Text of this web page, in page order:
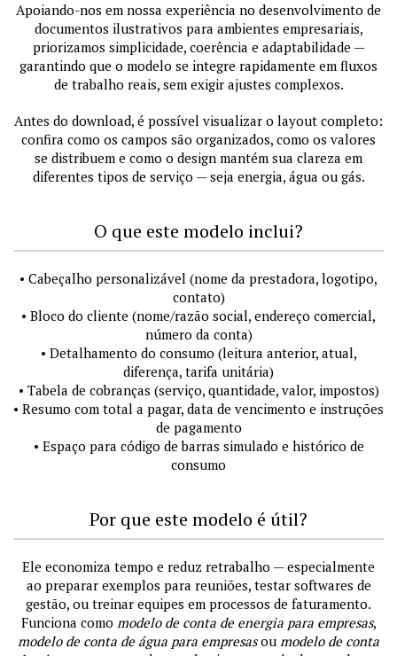
Apoiando-nos em nossa experiência no desenvolvimento de
documentos ilustrativos para ambientes empresariais,
priorizamos simplicidade, coerência e adaptabilidade —
garantindo que o modelo se integre rapidamente em fluxos
de trabalho reais, sem exigir ajustes complexos.
Antes do download, é possível visualizar o layout completo:
confira como os campos são organizados, como os valores
se distribuem e como o design mantém sua clareza em
diferentes tipos de serviço — seja energia, água ou gás.
O que este modelo inclui?
• Cabeçalho personalizável (nome da prestadora, logotipo,
contato)
• Bloco do cliente (nome/razão social, endereço comercial,
número da conta)
• Detalhamento do consumo (leitura anterior, atual,
diferença, tarifa unitária)
• Tabela de cobranças (serviço, quantidade, valor, impostos)
• Resumo com total a pagar, data de vencimento e instruções
de pagamento
• Espaço para código de barras simulado e histórico de
consumo
Por que este modelo é útil?
Ele economiza tempo e reduz retrabalho — especialmente
ao preparar exemplos para reuniões, testar softwares de
gestão, ou treinar equipes em processos de faturamento.
Funciona como modelo de conta de energia para empresas,
modelo de conta de água para empresasou modelo de conta